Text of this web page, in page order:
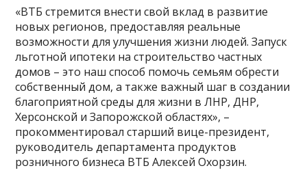
«ВТБ стремится внести свой вклад в развитие
новых регионов, предоставляя реальные
возможности для улучшения жизни людей. Запуск
льготной ипотеки на строительство частных
домов – это наш способ помочь семьям обрести
собственный дом, а также важный шаг в создании
благоприятной среды для жизни в ЛНР, ДНР,
Херсонской и Запорожской областях», –
прокомментировал старший вице-президент,
руководитель департамента продуктов
розничного бизнеса ВТБ Алексей Охорзин.